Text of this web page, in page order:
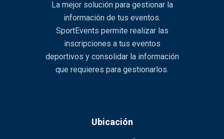
La mejor solución para gestionar la
información de tus eventos.
SportEvents permite realizar las
inscripciones a tus eventos
deportivos y consolidar la información
que requieres para gestionarlos.
Ubicación